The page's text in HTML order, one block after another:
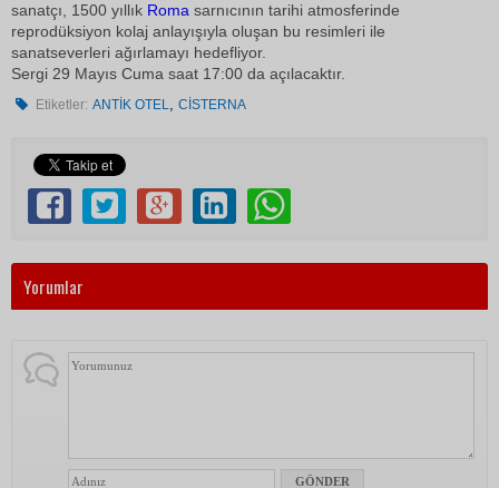
sanatçı, 1500 yıllık Roma sarnıcının tarihi atmosferinde
reprodüksiyon kolaj anlayışıyla oluşan bu resimleri ile
sanatseverleri ağırlamayı hedefliyor.
Sergi 29 Mayıs Cuma saat 17:00 da açılacaktır.
Etiketler: ANTİK OTEL,CİSTERNA
Yorumlar